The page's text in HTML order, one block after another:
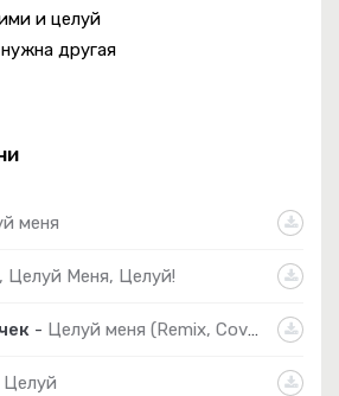
и целуй
другая
меня
Целуй Меня, Целуй!
- Целуй меня (Remix, Cover 80-90s)
Целуй